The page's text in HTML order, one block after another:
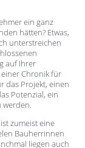
ein ganz
hätten? Etwas,
unterstreichen
auf Ihrer
Chronik für
das Projekt, einen
Potenzial, ein
werden.
zumeist eine
Bauherrinnen
liegen auch